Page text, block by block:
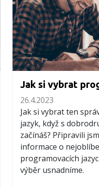
Jak si vybrat
26.4.2023
Jak si vybrat ten
jazyk, když s
začínáš? Připravili
informace o
programovacích
výběr usnadníme.